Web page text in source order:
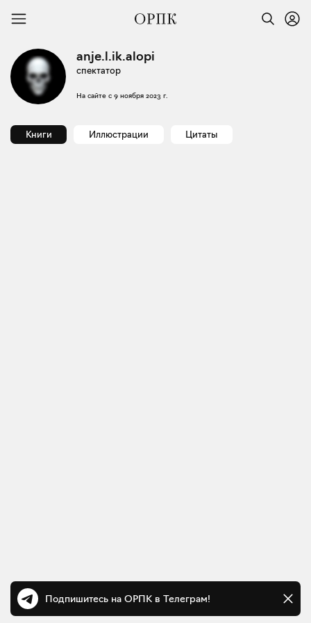
anje.l.ik.alopi
спектатор
На сайте с 9 ноября 2023 г.
Книги Иллюстрации Цитаты
Подпишитесь на ОРПК в Телеграм!